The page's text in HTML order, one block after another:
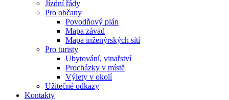
Jízdní řády
Pro občany
Povodňový plán
Mapa závad
Mapa inženýrských sítí
Pro turisty
Ubytování, vinařství
Procházky v místě
Výlety v okolí
Užitečné odkazy
Kontakty